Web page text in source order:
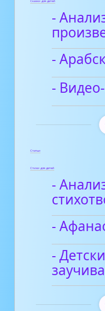
Сказки для детей
-
-
-
Статьи
Стихи для детей
-
-
-